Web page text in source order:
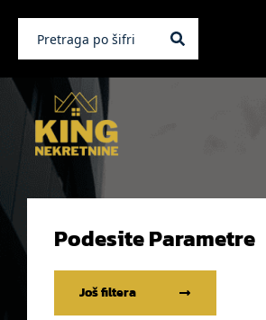
Podesite Parametre
Još filtera